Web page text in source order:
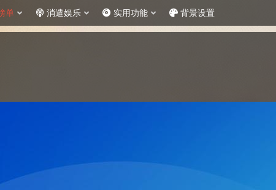
单 消遣娱乐 实用功能 背景设置